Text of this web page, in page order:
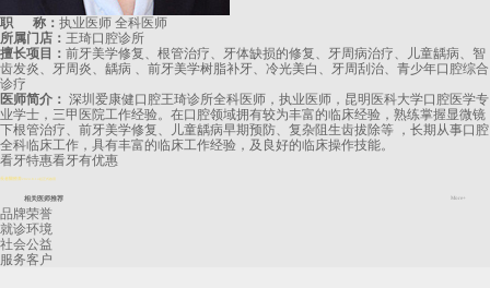
职 称： 执业医师 全科医师
所属门店： 王琦口腔诊所
擅长项目： 前牙美学修复、根管治疗、牙体缺损的修复、牙周病治疗、儿童龋病、智
齿发炎、牙周炎、龋病 、前牙美学树脂补牙、冷光美白、牙周刮治、青少年口腔综合
诊疗
医师简介： 深圳爱康健口腔王琦诊所全科医师，执业医师，昆明医科大学口腔医学专
业学士，三甲医院工作经验。在口腔领域拥有较为丰富的临床经验，熟练掌握显微镜
下根管治疗、前牙美学修复、儿童龋病早期预防、复杂阻生齿拔除等 ，长期从事口腔
全科临床工作，具有丰富的临床工作经验，及良好的临床操作技能。
看牙特惠看牙有优惠
長者醫療券 2024.8.14起正式啟用
相关医师推荐 More+
品牌荣誉
就诊环境
社会公益
服务客户